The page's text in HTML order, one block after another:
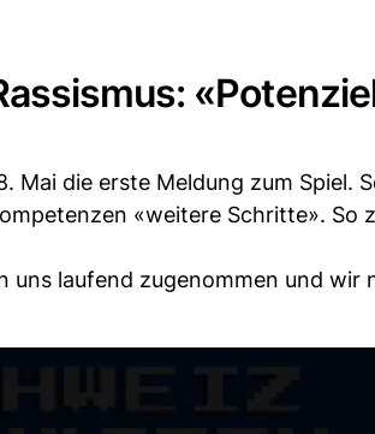
Mai die erste Meldung zum Spiel.
«weitere Schritte». So
uns laufend zugenommen und wir